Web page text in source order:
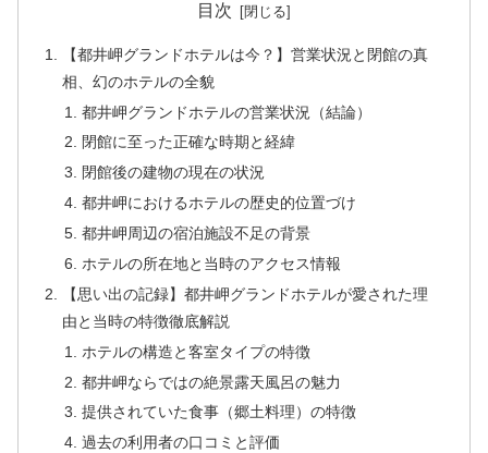
目次
【都井岬グランドホテルは今？】営業状況と閉館の真
相、幻のホテルの全貌
都井岬グランドホテルの営業状況（結論）
閉館に至った正確な時期と経緯
閉館後の建物の現在の状況
都井岬におけるホテルの歴史的位置づけ
都井岬周辺の宿泊施設不足の背景
ホテルの所在地と当時のアクセス情報
【思い出の記録】都井岬グランドホテルが愛された理
由と当時の特徴徹底解説
ホテルの構造と客室タイプの特徴
都井岬ならではの絶景露天風呂の魅力
提供されていた食事（郷土料理）の特徴
過去の利用者の口コミと評価